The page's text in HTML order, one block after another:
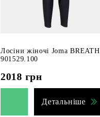
Лосіни жіночі Joma BREATH
901529.100
2018 грн
Детальніше